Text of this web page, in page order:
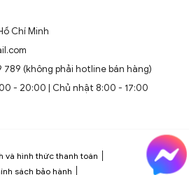
Chí Minh
789 (không phải hotline bán hàng)
- 20:00 | Chủ nhật 8:00 - 17:00
và hình thức thanh toán
sách bảo hành